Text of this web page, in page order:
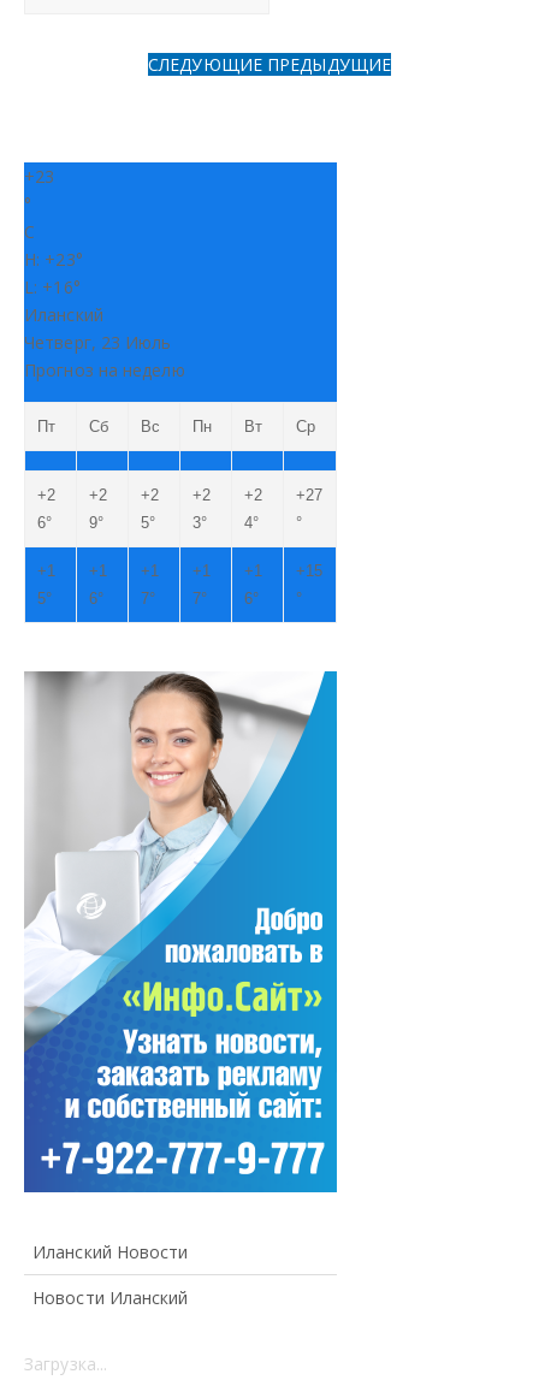
Создание сайтовСЛЕДУЮЩИЕ ПРЕДЫДУЩИЕ
+23
°
C
H: +23°
L: +16°
Иланский
Четверг, 23 Июль
Прогноз на неделю
Пт Сб Вс Пн Вт Ср
+2
6°
+2
9°
+2
5°
+2
3°
+2
4°
+27
°
+1
5°
+1
6°
+1
7°
+1
7°
+1
6°
+15
°
Иланский Новости
Новости Иланский
Загрузка...